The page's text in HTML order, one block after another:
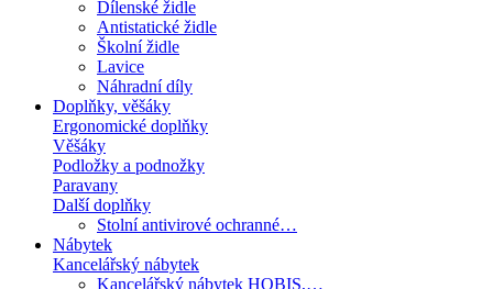
Dílenské židle
Antistatické židle
Školní židle
Lavice
Náhradní díly
Doplňky, věšáky
Ergonomické doplňky
Věšáky
Podložky a podnožky
Paravany
Další doplňky
Stolní antivirové ochranné…
Nábytek
Kancelářský nábytek
Kancelářský nábytek HOBIS,…